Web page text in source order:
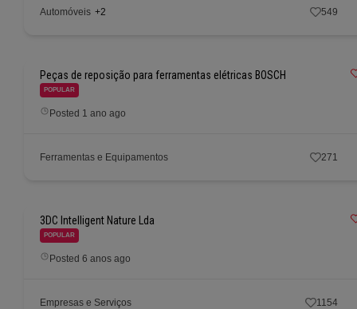
Automóveis +2 549
Peças de reposição para ferramentas elétricas BOSCH
POPULAR
Posted 1 ano ago
Ferramentas e Equipamentos 271
3DC Intelligent Nature Lda
POPULAR
Posted 6 anos ago
Empresas e Serviços 1154